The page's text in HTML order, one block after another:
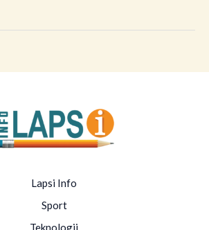
Lapsi Info
Sport
Teknologji